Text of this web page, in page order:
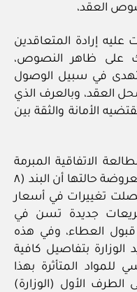
العقد،
إرادة المتعاقدين
على ظاهر النصوص،
في سبيل الوصول
العقد، وبالعرف الذي
الأمانة والثقة بين
الاتفاقية المبرمة
فيما بين وزارة……….. والشركة المعروضة حالتها أن البند (٨
تغييرات في أسعار
جديدة تسن في
العطاء، وفي هذه
الوزارة بتفاصيل كافية
المتأثرة بهذا
الطرف الأول (الوزارة)